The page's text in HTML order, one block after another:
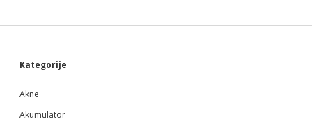
Sidebar
Kategorije
Akne
Akumulator